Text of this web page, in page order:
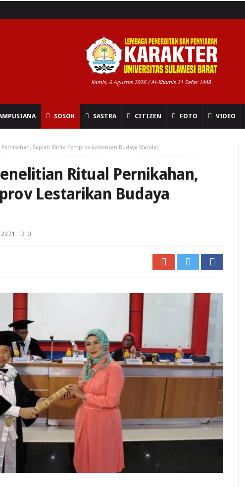
Kamis, 6 Agustus 2026 / Al-Khomis 21 Safar 1448
SOSOK SASTRA CITIZEN FOTO VIDEO
Sapiah Minta Pemprov Lestarikan Budaya Mandar
Ritual Pernikahan,
Lestarikan Budaya
2271 0